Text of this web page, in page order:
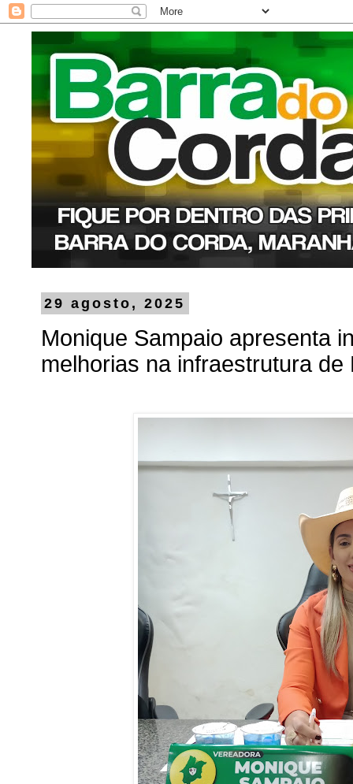
29 agosto, 2025
Monique Sampaio apresenta
melhorias na infraestrutura de